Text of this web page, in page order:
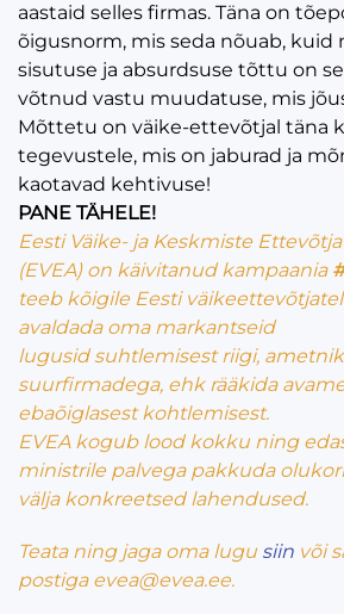
aastaid selles firmas. Täna on
õigusnorm, mis seda nõuab,
sisutuse ja absurdsuse tõttu on
võtnud vastu muudatuse, mis
Mõttetu on väike-ettevõtjal täna
tegevustele, mis on jaburad ja
kaotavad kehtivuse!
PANE TÄHELE!
Eesti Väike- ja Keskmiste
(EVEA) on käivitanud kampaania
teeb kõigile Eesti
avaldada oma markantseid
lugusid suhtlemisest riigi,
suurfirmadega, ehk rääkida
ebaõiglasest kohtlemisest.
EVEA kogub lood kokku ning
ministrile palvega pakkuda
välja konkreetsed lahendused.
Teata ning jaga oma lugu siin või
postiga evea@evea.ee.